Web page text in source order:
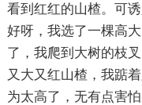
看到红红的山楂。可
好呀，我选了一棵高
了，我爬到大树的枝
又大又红山楂，我踮
为太高了，无有点害